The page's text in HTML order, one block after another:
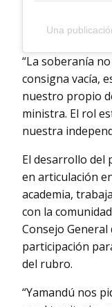
Una
“La soberanía
consigna vacía,
nuestro propio
ministra. El rol
nuestra
El desarrollo del
en articulación
academia,
con la
Consejo
participación
del rubro.
“Yamandú nos